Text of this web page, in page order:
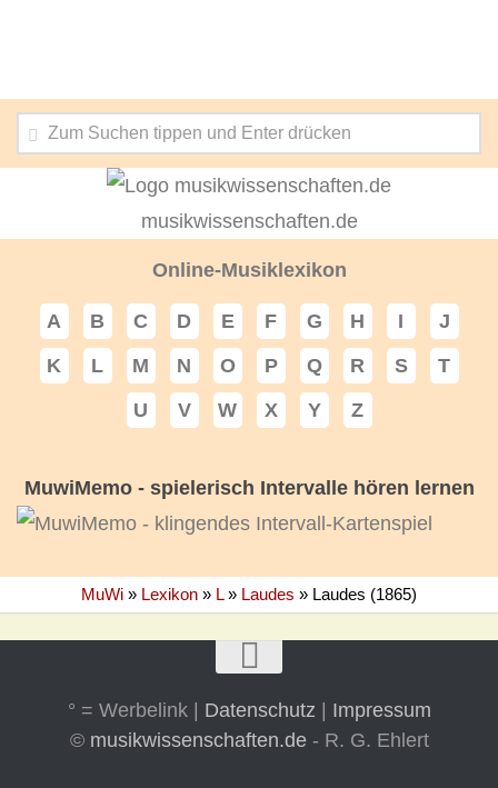
musikwissenschaften.de
Online-Musiklexikon
A B C D E F G H I
J
K
L M N O P Q R S
T
U
V W X Y Z
MuwiMemo - spielerisch Intervalle hören lernen
MuWi » Lexikon » L» Laudes » Laudes (1865)
° = Werbelink | Datenschutz | Impressum
© musikwissenschaften.de- R. G. Ehlert